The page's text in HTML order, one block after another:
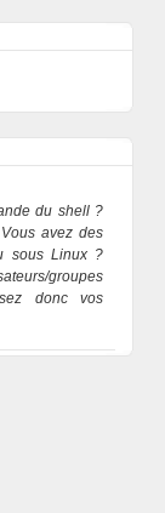
du shell ?
avez des
sous Linux ?
groupes
donc vos